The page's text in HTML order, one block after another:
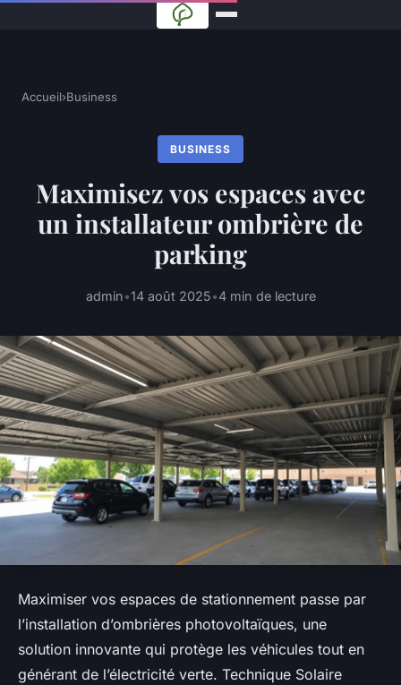
Accueil›Business
BUSINESS
Maximisez vos espaces avec
un installateur ombrière de
parking
admin•14 août 2025•4 min de lecture
Maximiser vos espaces de stationnement passe par
l’installation d’ombrières photovoltaïques, une
solution innovante qui protège les véhicules tout en
générant de l’électricité verte. Technique Solaire